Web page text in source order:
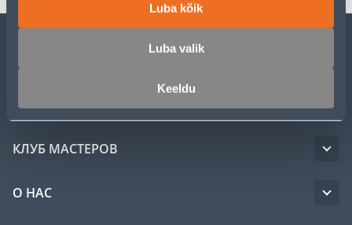
Luba kõik
Luba valik
Keeldu
УСЛУГИ
КЛУБ МАСТЕРОВ
О НАС